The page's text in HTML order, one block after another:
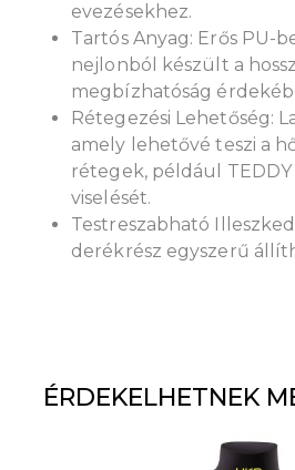
evezésekhez.
Tartós Anyag: Erős PU-
nejlonból készült a
megbízhatóság
Rétegezési Lehetőség:
amely lehetővé teszi a
rétegek, például
viselését.
Testreszabható
derékrész egyszerű
ÉRDEKELHETNEK